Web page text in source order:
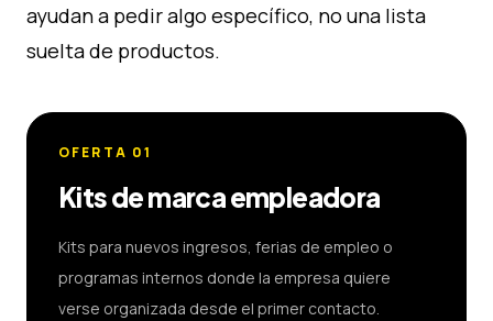
ayudan a pedir algo específico, no una lista
suelta de productos.
OFERTA 01
Kits de marca empleadora
Kits para nuevos ingresos, ferias de empleo o
programas internos donde la empresa quiere
verse organizada desde el primer contacto.